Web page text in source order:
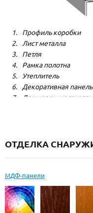
Профиль коробки
Лист металла
Петля
Рамка полотна
Утеплитель
Декоративная панель
Лонжерон жесткости
ОТДЕЛКА
МДФ-панели